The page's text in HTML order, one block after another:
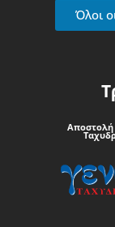
Όλοι
Αποστολή